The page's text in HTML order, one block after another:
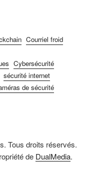
Courriel froid
Cybersécurité
sécurité internet
de sécurité
Tous droits réservés.
de DualMedia.